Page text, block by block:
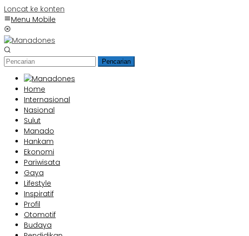
Loncat ke konten
Menu Mobile
Pencarian
Home
Internasional
Nasional
Sulut
Manado
Hankam
Ekonomi
Pariwisata
Gaya
Lifestyle
Inspiratif
Profil
Otomotif
Budaya